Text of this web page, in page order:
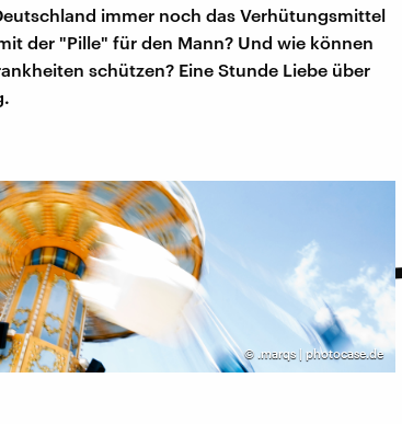
immer noch das Verhütungsmittel
der "Pille" für den Mann? Und wie können
schützen? Eine Stunde Liebe über
© .marqs | photocase.de